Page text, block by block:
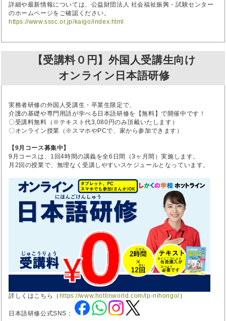
詳細や最新情報については、公益財団法人 社会福祉振興・試験センター
のホームページをご確認ください。
https://www.sssc.or.jp/kaigo/index.html
【受講料０円】外国人受講生向け
オンライン日本語研修
実務者研修の外国人受講生・卒業生限定で、
介護の基礎や専門用語が学べる日本語研修を【無料】で開催中です！
〇受講料無料（※テキスト代3,080円のみ頂戴いたします）
〇オンライン授業（※スマホやPCで、家から参加できます）
【9月コース募集中】
9月コースは、1回4時間の講義を全6日間（3ヶ月間）実施します。
月2回の授業で、無理なく受講しやすいスケジュールとなっています。
詳しくはこちら（ https://www.hotlinworld.com/lp-nihongo/）
日本語研修公式SNS：